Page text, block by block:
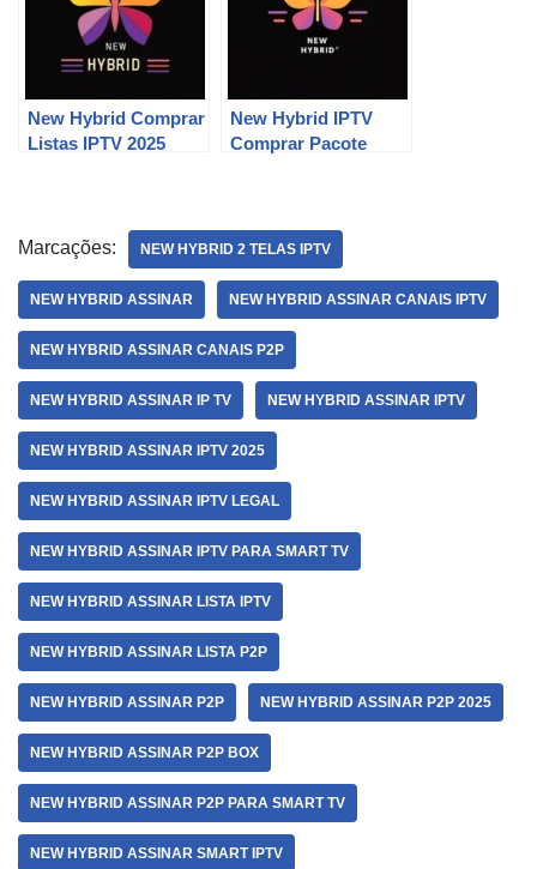
New Hybrid Comprar
Listas IPTV 2025
New Hybrid IPTV
Comprar Pacote
Marcações: NEW HYBRID 2 TELAS IPTV
NEW HYBRID ASSINAR NEW HYBRID ASSINAR CANAIS IPTV
NEW HYBRID ASSINAR CANAIS P2P
NEW HYBRID ASSINAR IP TV NEW HYBRID ASSINAR IPTV
NEW HYBRID ASSINAR IPTV 2025
NEW HYBRID ASSINAR IPTV LEGAL
NEW HYBRID ASSINAR IPTV PARA SMART TV
NEW HYBRID ASSINAR LISTA IPTV
NEW HYBRID ASSINAR LISTA P2P
NEW HYBRID ASSINAR P2P NEW HYBRID ASSINAR P2P 2025
NEW HYBRID ASSINAR P2P BOX
NEW HYBRID ASSINAR P2P PARA SMART TV
NEW HYBRID ASSINAR SMART IPTV